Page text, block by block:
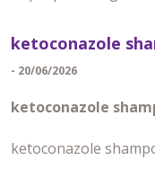
ketoconazole
- 20/06/2026
ketoconazole
ketoconazole